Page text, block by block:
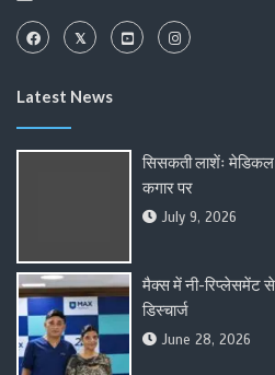
Latest News
सिसकती लाशेंः मेडिकल
कगार पर
July 9, 2026
मैक्स में नी-रिप्लेसमेंट से
डिस्चार्ज
June 28, 2026